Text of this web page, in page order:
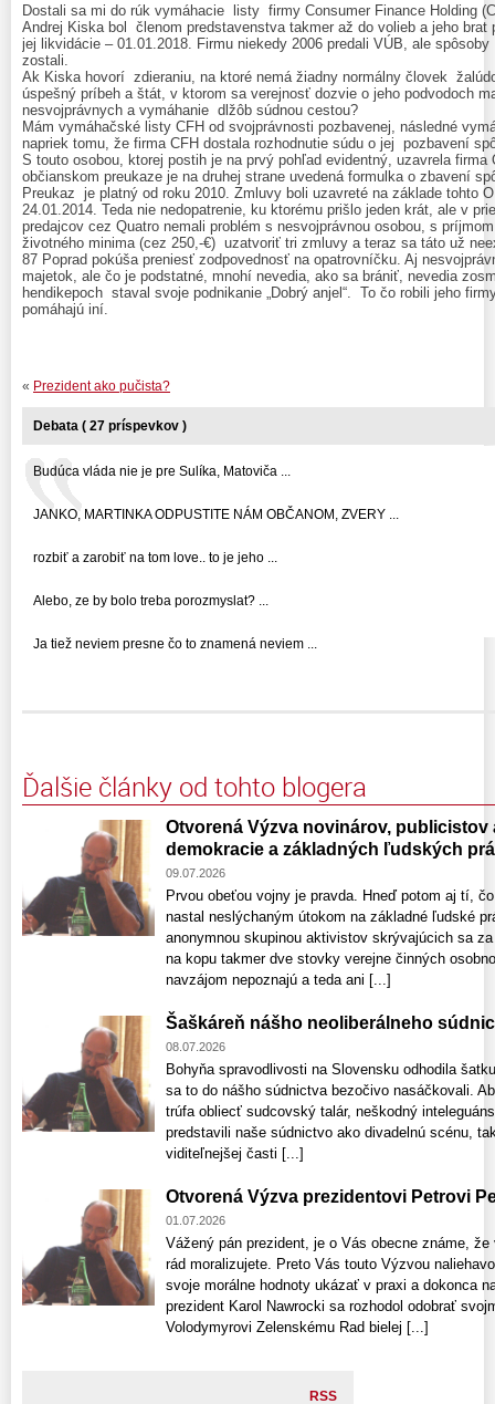
Dostali sa mi do rúk vymáhacie listy firmy Consumer Finance Holding
Andrej Kiska bol členom predstavenstva takmer až do volieb a jeho brat
jej likvidácie – 01.01.2018. Firmu niekedy 2006 predali VÚB, ale
zostali.
Ak Kiska hovorí zdieraniu, na ktoré nemá žiadny normálny človek
úspešný príbeh a štát, v ktorom sa verejnosť dozvie o jeho podvodoch
nesvojprávnych a vymáhanie dlžôb súdnou cestou?
Mám vymáhačské listy CFH od svojprávnosti pozbavenej, následné
napriek tomu, že firma CFH dostala rozhodnutie súdu o jej pozbavení
S touto osobou, ktorej postih je na prvý pohľad evidentný, uzavrela
občianskom preukaze je na druhej strane uvedená formulka o zbavení
Preukaz je platný od roku 2010. Zmluvy boli uzavreté na základe tohto
24.01.2014. Teda nie nedopatrenie, ku ktorému prišlo jeden krát, ale v
predajcov cez Quatro nemali problém s nesvojprávnou osobou, s
životného minima (cez 250,-€) uzatvoriť tri zmluvy a teraz sa táto už
87 Poprad pokúša preniesť zodpovednosť na opatrovníčku. Aj
majetok, ale čo je podstatné, mnohí nevedia, ako sa brániť, nevedia
hendikepoch staval svoje podnikanie „Dobrý anjel“. To čo robili jeho
pomáhajú iní.
« Prezident ako pučista?
Debata ( 27 príspevkov )
Budúca vláda nie je pre Sulíka, Matoviča ...
JANKO, MARTINKA ODPUSTITE NÁM OBČANOM, ZVERY ...
rozbiť a zarobiť na tom love.. to je jeho ...
Alebo, ze by bolo treba porozmyslat? ...
Ja tiež neviem presne čo to znamená neviem ...
Ďalšie články od tohto blogera
Otvorená Výzva novinárov, publicistov
demokracie a základných ľudských
09.07.2026
Prvou obeťou vojny je pravda. Hneď potom aj tí,
nastal neslýchaným útokom na základné ľudské
anonymnou skupinou aktivistov skrývajúcich sa
na kopu takmer dve stovky verejne činných
navzájom nepoznajú a teda ani [...]
Šaškáreň nášho neoliberálneho
08.07.2026
Bohyňa spravodlivosti na Slovensku odhodila
sa to do nášho súdnictva bezočivo nasáčkovali.
trúfa obliecť sudcovský talár, neškodný
predstavili naše súdnictvo ako divadelnú scénu,
viditeľnejšej časti [...]
Otvorená Výzva prezidentovi Petrovi
01.07.2026
Vážený pán prezident, je o Vás obecne známe,
rád moralizujete. Preto Vás touto Výzvou
svoje morálne hodnoty ukázať v praxi a dokonca
prezident Karol Nawrocki sa rozhodol odobrať
Volodymyrovi Zelenskému Rad bielej [...]
RSS